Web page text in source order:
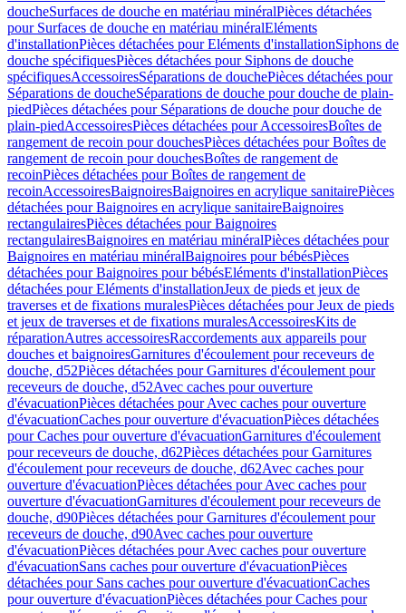
doucheSurfaces de douche en matériau minéralPièces détachées
pour Surfaces de douche en matériau minéralEléments
d'installationPièces détachées pour Eléments d'installationSiphons de
douche spécifiquesPièces détachées pour Siphons de douche
spécifiquesAccessoiresSéparations de douchePièces détachées pour
Séparations de doucheSéparations de douche pour douche de plain-
piedPièces détachées pour Séparations de douche pour douche de
plain-piedAccessoiresPièces détachées pour AccessoiresBoîtes de
rangement de recoin pour douchesPièces détachées pour Boîtes de
rangement de recoin pour douchesBoîtes de rangement de
recoinPièces détachées pour Boîtes de rangement de
recoinAccessoiresBaignoiresBaignoires en acrylique sanitairePièces
détachées pour Baignoires en acrylique sanitaireBaignoires
rectangulairesPièces détachées pour Baignoires
rectangulairesBaignoires en matériau minéralPièces détachées pour
Baignoires en matériau minéralBaignoires pour bébésPièces
détachées pour Baignoires pour bébésEléments d'installationPièces
détachées pour Eléments d'installationJeux de pieds et jeux de
traverses et de fixations muralesPièces détachées pour Jeux de pieds
et jeux de traverses et de fixations muralesAccessoiresKits de
réparationAutres accessoiresRaccordements aux appareils pour
douches et baignoiresGarnitures d'écoulement pour receveurs de
douche, d52Pièces détachées pour Garnitures d'écoulement pour
receveurs de douche, d52Avec caches pour ouverture
d'évacuationPièces détachées pour Avec caches pour ouverture
d'évacuationCaches pour ouverture d'évacuationPièces détachées
pour Caches pour ouverture d'évacuationGarnitures d'écoulement
pour receveurs de douche, d62Pièces détachées pour Garnitures
d'écoulement pour receveurs de douche, d62Avec caches pour
ouverture d'évacuationPièces détachées pour Avec caches pour
ouverture d'évacuationGarnitures d'écoulement pour receveurs de
douche, d90Pièces détachées pour Garnitures d'écoulement pour
receveurs de douche, d90Avec caches pour ouverture
d'évacuationPièces détachées pour Avec caches pour ouverture
d'évacuationSans caches pour ouverture d'évacuationPièces
détachées pour Sans caches pour ouverture d'évacuationCaches
pour ouverture d'évacuationPièces détachées pour Caches pour